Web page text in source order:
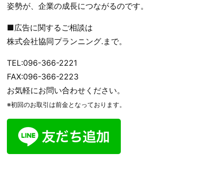
姿勢が、企業の成長につながるのです。
■広告に関するご相談は
株式会社協同プランニング.まで。
TEL:096-366-2221
FAX:096-366-2223
お気軽にお問い合わせください。
※初回のお取引は前金となっております。